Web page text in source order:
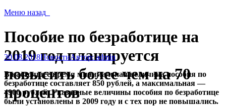
Меню назад
Пособие по безработице на
2019 год планируется
повысить более чем на 70
процентов
30.08.2018НовостиАвтор:admin
В настоящее время минимальная величина пособия по
безработице составляет 850 рублей, а максимальная —
4900 рублей. Указанные величины пособия по безработице
были установлены в 2009 году и с тех пор не повышались.